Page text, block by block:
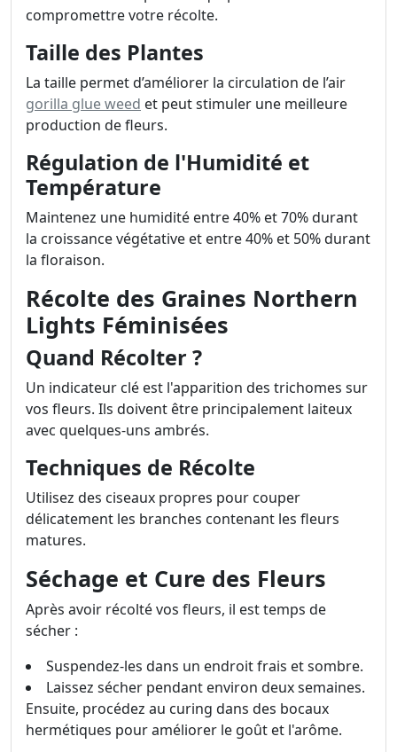
compromettre votre récolte.
Taille des Plantes
La taille permet d’améliorer la circulation de l’air
gorilla glue weed et peut stimuler une meilleure
production de fleurs.
Régulation de l'Humidité et
Température
Maintenez une humidité entre 40% et 70% durant
la croissance végétative et entre 40% et 50% durant
la floraison.
Récolte des Graines Northern
Lights Féminisées
Quand Récolter ?
Un indicateur clé est l'apparition des trichomes sur
vos fleurs. Ils doivent être principalement laiteux
avec quelques-uns ambrés.
Techniques de Récolte
Utilisez des ciseaux propres pour couper
délicatement les branches contenant les fleurs
matures.
Séchage et Cure des Fleurs
Après avoir récolté vos fleurs, il est temps de
sécher :
Suspendez-les dans un endroit frais et sombre.
Laissez sécher pendant environ deux semaines.
Ensuite, procédez au curing dans des bocaux
hermétiques pour améliorer le goût et l'arôme.